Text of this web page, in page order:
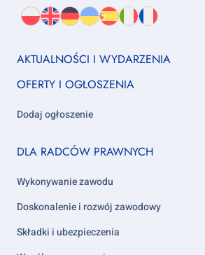
Wybierz
język:
PL
O
EN
About
DE
About
UK
About
ES
About
IT
About
FR
About
Footer
1
AKTUALNOŚCI I WYDARZENIA
OFERTY I OGŁOSZENIA
Dodaj ogłoszenie
Footer
2
DLA RADCÓW PRAWNYCH
Wykonywanie zawodu
Doskonalenie i rozwój zawodowy
Składki i ubezpieczenia